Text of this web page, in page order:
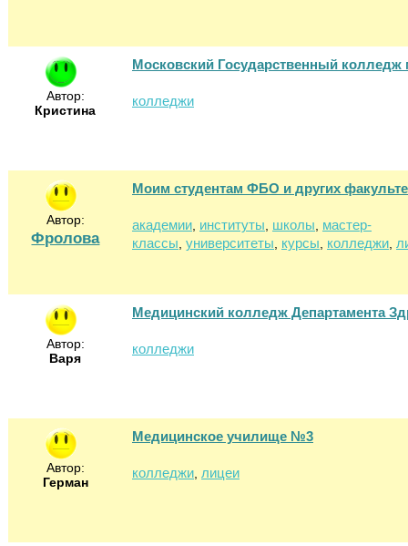
Автор:
Кристина
Московский Государственный колледж
колледжи
Автор:
Фролова
Моим студентам ФБО и других
академии институты школы мастер-
классы университеты курсы колледжи
Автор:
Варя
Медицинский колледж Департамента
колледжи
Автор:
Герман
Медицинское училище №3
колледжи лицеи